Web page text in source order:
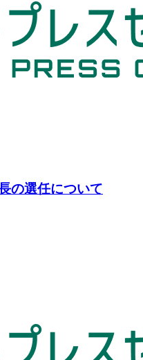
の選任について